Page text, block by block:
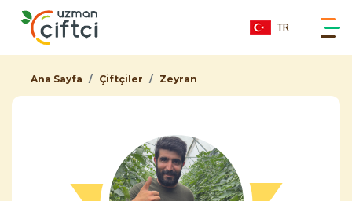
TR
Ana Sayfa Çiftçiler Zeyran